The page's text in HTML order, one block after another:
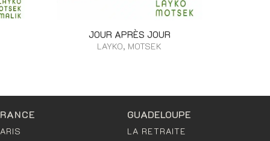
JOUR APRÈS JOUR
LAYKO, MOTSEK
GUADELOUPE
LA RETRAITE